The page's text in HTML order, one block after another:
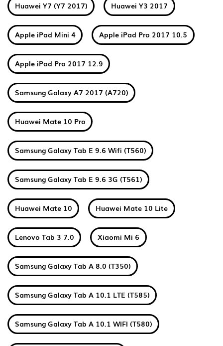
Huawei Y7 (Y7 2017) Huawei Y3 2017
Apple iPad Mini 4 Apple iPad Pro 2017 10.5
Apple iPad Pro 2017 12.9
Samsung Galaxy A7 2017 (A720)
Huawei Mate 10 Pro
Samsung Galaxy Tab E 9.6 Wifi (T560)
Samsung Galaxy Tab E 9.6 3G (T561)
Huawei Mate 10 Huawei Mate 10 Lite
Lenovo Tab 3 7.0 Xiaomi Mi 6
Samsung Galaxy Tab A 8.0 (T350)
Samsung Galaxy Tab A 10.1 LTE (T585)
Samsung Galaxy Tab A 10.1 WIFI (T580)